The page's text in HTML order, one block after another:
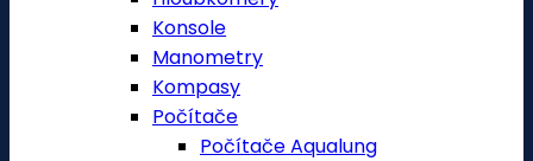
Konsole
Manometry
Kompasy
Počítače
Počítače Aqualung